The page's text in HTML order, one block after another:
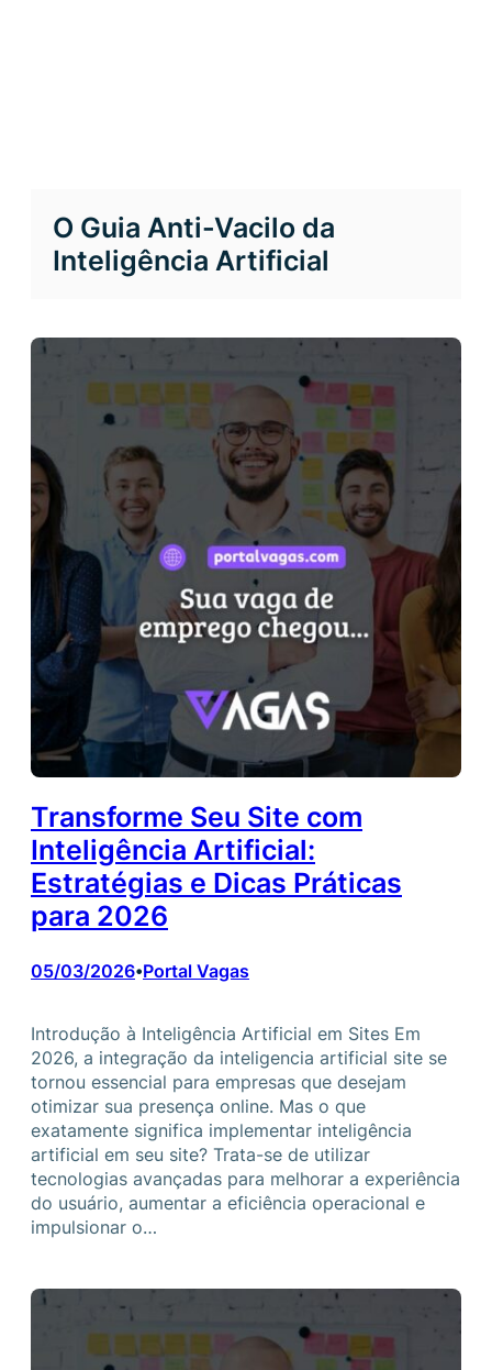
O Guia Anti-Vacilo da
Inteligência Artificial
Transforme Seu Site com
Inteligência Artificial:
Estratégias e Dicas Práticas
para 2026
05/03/2026•Portal Vagas
Introdução à Inteligência Artificial em Sites Em
2026, a integração da inteligencia artificial site se
tornou essencial para empresas que desejam
otimizar sua presença online. Mas o que
exatamente significa implementar inteligência
artificial em seu site? Trata-se de utilizar
tecnologias avançadas para melhorar a experiência
do usuário, aumentar a eficiência operacional e
impulsionar o…